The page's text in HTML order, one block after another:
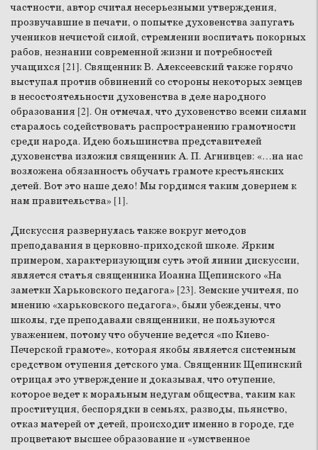
частности, автор считал несерьезными утверждения,
прозвучавшие в печати, о попытке духовенства запугать
учеников нечистой силой, стремлении воспитать покорных
рабов, незнании современной жизни и потребностей
учащихся [21]. Священник В. Алексеевский также горячо
выступал против обвинений со стороны некоторых земцев
в несостоятельности духовенства в деле народного
образования [2]. Он отмечал, что духовенство всеми силами
старалось содействовать распространению грамотности
среди народа. Идею большинства представителей
духовенства изложил священник А. П. Агнивцев: «…на нас
возложена обязанность обучать грамоте крестьянских
детей. Вот это наше дело! Мы гордимся таким доверием к
нам правительства» [1].
Дискуссия развернулась также вокруг методов
преподавания в церковно-приходской школе. Ярким
примером, характеризующим суть этой линии дискуссии,
является статья священника Иоанна Щепинского «На
заметки Харьковского педагога» [23]. Земские учителя, по
мнению «харьковского педагога», были убеждены, что
школы, где преподавали священники, не пользуются
уважением, потому что обучение ведется «по Киево-
Печерской грамоте», которая якобы является системным
средством отупения детского ума. Священник Щепинский
отрицал это утверждение и доказывал, что отупение,
которое ведет к моральным недугам общества, таким как
проституция, беспорядки в семьях, разводы, пьянство,
отказ матерей от детей, происходит именно в городе, где
процветают высшее образование и «умственное